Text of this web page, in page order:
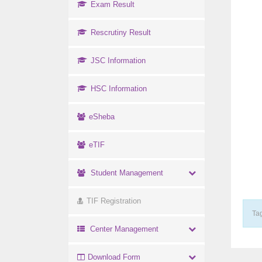
Exam Result
Rescrutiny Result
JSC Information
HSC Information
eSheba
eTIF
Student Management
TIF Registration
Center Management
Download Form